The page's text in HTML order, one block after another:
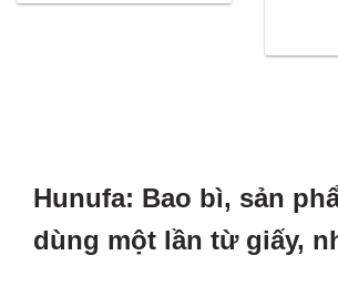
Hunufa: Bao bì, sản
dùng một lần từ giấy,